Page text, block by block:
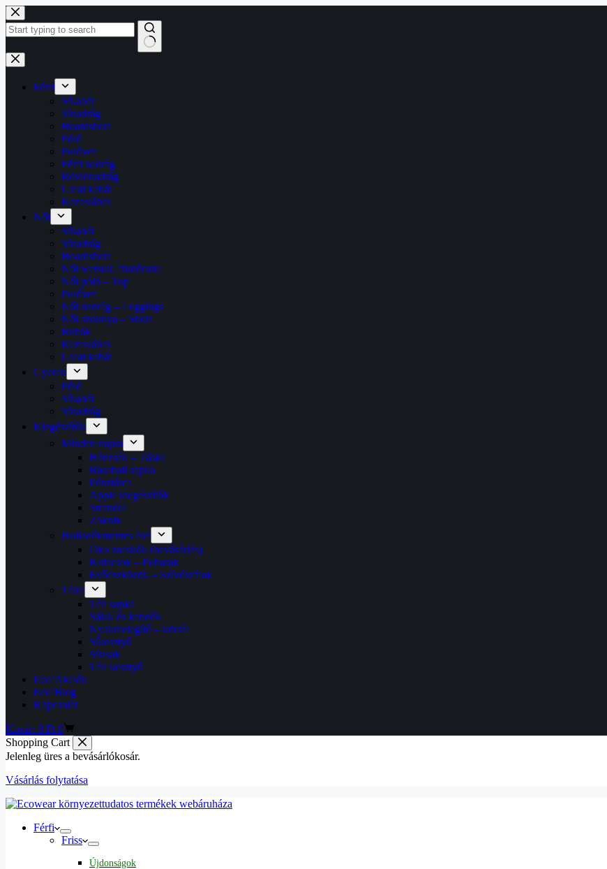
Férfi
Síkabát
Sínadrág
Boardshort
Póló
Pulóver
Férfi nadrág
Rövidnadrág
Utcai kabát
Kezeslábas
Női
Síkabát
Sínadrág
Boardshort
Női wetsuit, fürdőruha
Női póló – Top
Pulóver
Női nadrág – Leggings
Női szoknya – Short
Ruhák
Kezeslábas
Utcai kabát
Gyerek
Póló
Síkabát
Sínadrág
Kiegészítők
Minden napra
Hátizsák – Táska
Baseball sapka
Pénztárca
Apple kiegészítők
Strandra
Zoknik
Hulladékmentes élet
Öko zacskók (bevásárlás)
Kulacsok – Poharak
Evőeszközök – Szívószálak
Télre
Téli sapka
Sálak és kendők
Nyakmelegítő – körsál
Síkesztyű
Sísisak
Téli kesztyű
Eco’Akciók
Eco’Blog
Kapcsolat
Kosár: 0 Ft 0
Shopping Cart
Jelenleg üres a bevásárlókosár.
Vásárlás folytatása
Férfi
Friss
Újdonságok